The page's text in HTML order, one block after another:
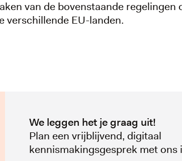
van de bovenstaande regelingen
verschillende EU-landen.
We leggen het je graag uit!
Plan een vrijblijvend, digitaal
kennismakingsgesprek met ons